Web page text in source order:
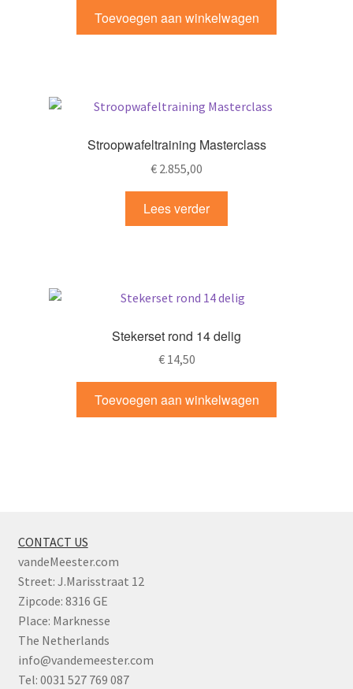
Toevoegen aan winkelwagen
Stroopwafeltraining Masterclass
€ 2.855,00
Lees verder
Stekerset rond 14 delig
€14,50
Toevoegen aan winkelwagen
CONTACT US
vandeMeester.com
Street: J.Marisstraat 12
Zipcode: 8316 GE
Place: Marknesse
The Netherlands
info@vandemeester.com
Tel: 0031 527 769 087